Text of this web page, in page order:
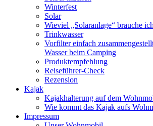
Winterfest
Solar
Wieviel „Solaranlage“ brauche
Trinkwasser
Vorfilter einfach
Wasser beim Camping
Produktempfehlung
Reiseführer-Check
Rezension
Kajak
Kajakhalterung auf dem
Wie kommt das Kajak aufs
Impressum